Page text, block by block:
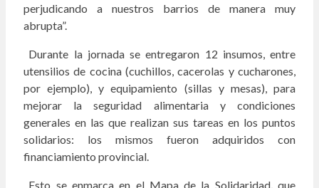
perjudicando a nuestros barrios de manera muy
abrupta”.
Durante la jornada se entregaron 12 insumos, entre
utensilios de cocina (cuchillos, cacerolas y cucharones,
por ejemplo), y equipamiento (sillas y mesas), para
mejorar la seguridad alimentaria y condiciones
generales en las que realizan sus tareas en los puntos
solidarios: los mismos fueron adquiridos con
financiamiento provincial.
Esto se enmarca en el Mapa de la Solidaridad, que